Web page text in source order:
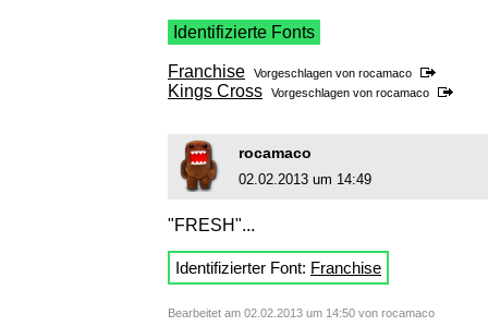
Identifizierte Fonts
Franchise Vorgeschlagen von rocamaco
Kings Cross Vorgeschlagen von rocamaco
rocamaco
02.02.2013 um 14:49
"FRESH"...
Identifizierter Font: Franchise
Bearbeitet am 02.02.2013 um 14:50 von rocamaco